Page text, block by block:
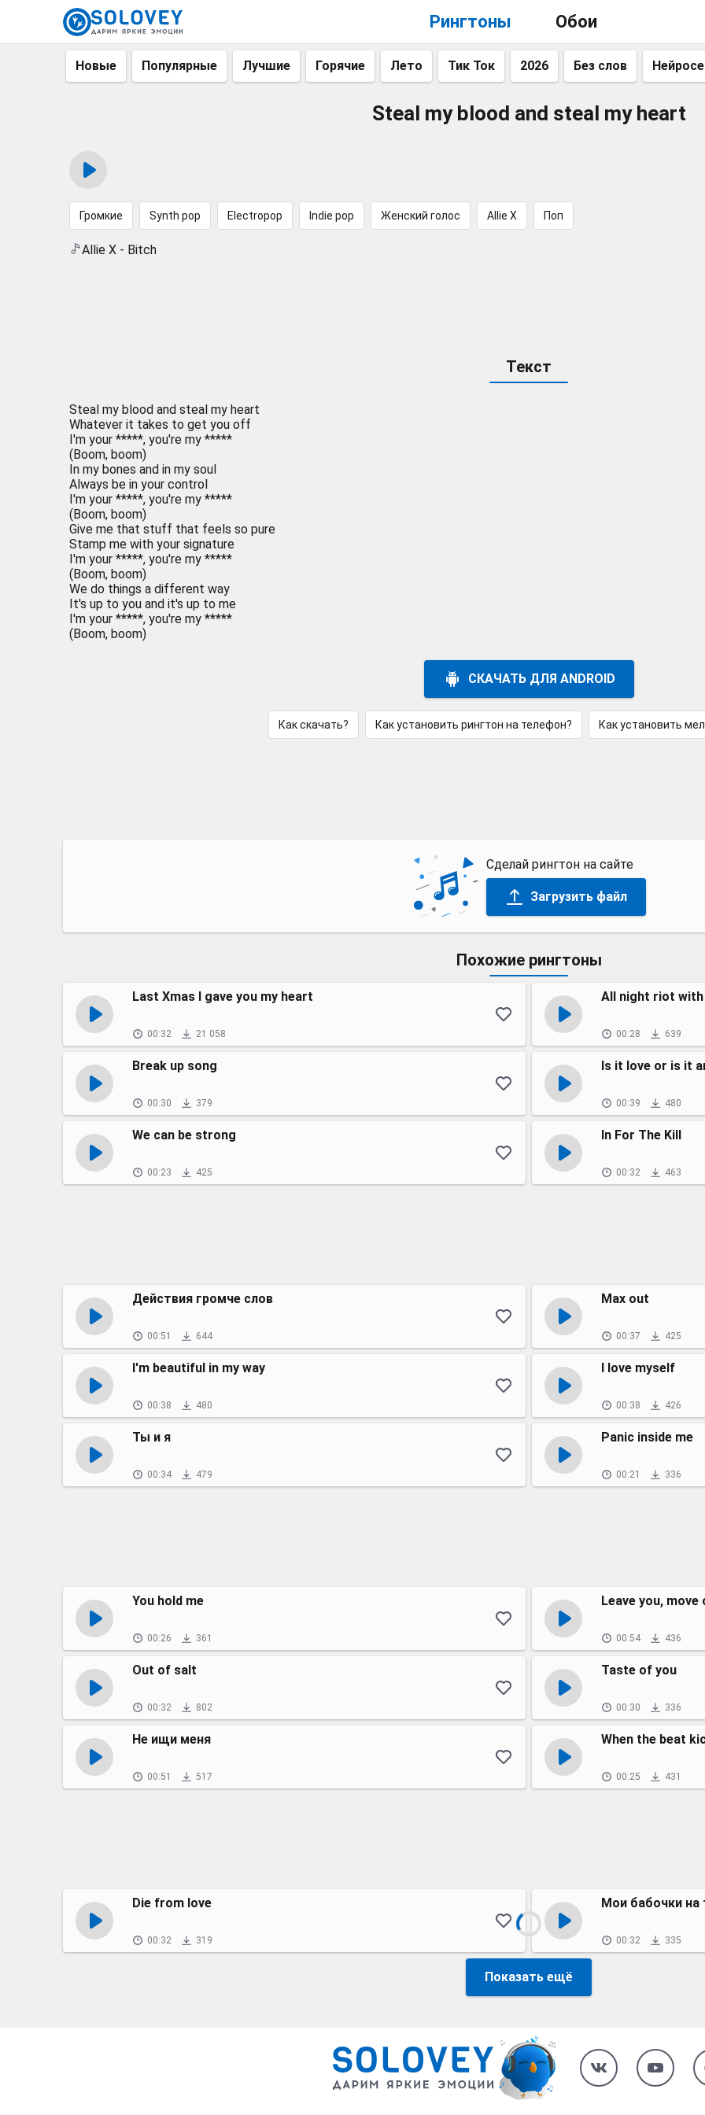
Рингтоны Обои
Новые Популярные Лучшие Горячие Лето Тик Ток 2026 Без слов
Steal my blood and steal my heart
Громкие Synth pop Electropop Indie pop Женский голос Allie X Поп
Allie X - Bitch
Текст
Steal my blood and steal my heart
Whatever it takes to get you off
I'm your *****, you're my *****
(Boom, boom)
In my bones and in my soul
Always be in your control
I'm your *****, you're my *****
(Boom, boom)
Give me that stuff that feels so pure
Stamp me with your signature
I'm your *****, you're my *****
(Boom, boom)
We do things a different way
It's up to you and it's up to me
I'm your *****, you're my *****
(Boom, boom)
СКАЧАТЬ ДЛЯ ANDROID
Как скачать? Как установить рингтон на телефон? Как установить
Сделай рингтон на сайте
Загрузить файл
Похожие рингтоны
Last Xmas I gave you my heart
00:32 21 058
All night riot with
00:28 639
Break up song
00:30 379
Is it love or is it
00:39 480
We can be strong
00:23 425
In For The Kill
00:32 463
Действия громче слов
00:51 644
Max out
00:37 425
I'm beautiful in my way
00:38 480
I love myself
00:38 426
Ты и я
00:34 479
Panic inside me
00:21 336
You hold me
00:26 361
Leave you, move
00:54 436
Out of salt
00:32 802
Taste of you
00:30 336
Не ищи меня
00:51 517
When the beat
00:25 431
Die from love
00:32 319
Мои бабочки на
00:32 335
Показать ещё